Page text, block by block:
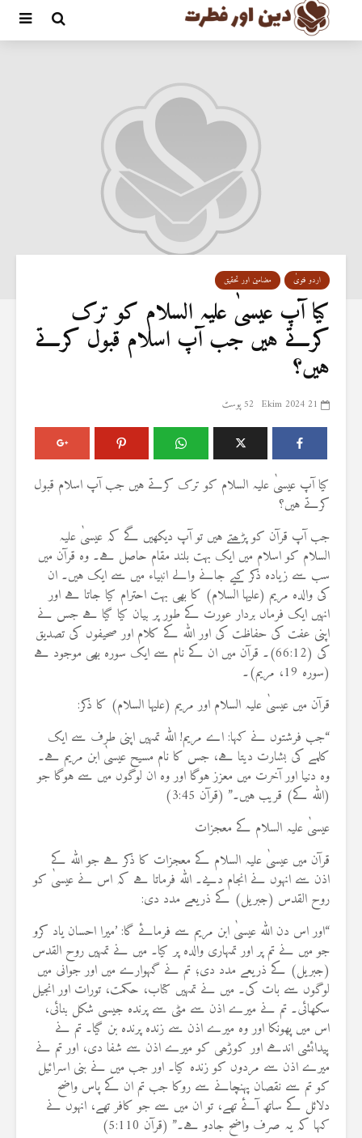
اردو فتویٰ مضامین اور تحقیق
کیا آپ عیسیٰ علیہ السلام کو ترک
کرتے ہیں جب آپ اسلام قبول کرتے
ہیں؟
21 Ekim 2024 52 پوسٹ
کیا آپ عیسیٰ علیہ السلام کو ترک کرتے ہیں جب آپ اسلام قبول
کرتے ہیں؟
جب آپ قرآن کو پڑھتے ہیں تو آپ دیکھیں گے کہ عیسیٰ علیہ
السلام کو اسلام میں ایک بہت بلند مقام حاصل ہے۔ وہ قرآن میں
سب سے زیادہ ذکر کیے جانے والے انبیاء میں سے ایک ہیں۔ ان
کی والدہ مریم (علیہا السلام) کا بھی بہت احترام کیا جاتا ہے اور
انہیں ایک فرماں بردار عورت کے طور پر بیان کیا گیا ہے جس نے
اپنی عفت کی حفاظت کی اور اللہ کے کلام اور صحیفوں کی تصدیق
کی (66:12)۔ قرآن میں ان کے نام سے ایک سورہ بھی موجود ہے
(سورہ 19، مریم)۔
قرآن میں عیسیٰ علیہ السلام اور مریم (علیہا السلام) کا ذکر:
“جب فرشتوں نے کہا: اے مریم! اللہ تمہیں اپنی طرف سے ایک
کلمے کی بشارت دیتا ہے، جس کا نام مسیح عیسیٰ ابن مریم ہے۔
وہ دنیا اور آخرت میں معزز ہوگا اور وہ ان لوگوں میں سے ہوگا جو
(اللہ کے) قریب ہیں۔” (قرآن 3:45)
عیسیٰ علیہ السلام کے معجزات
قرآن میں عیسیٰ علیہ السلام کے معجزات کا ذکر ہے جو اللہ کے
اذن سے انہوں نے انجام دیے۔ اللہ فرماتا ہے کہ اس نے عیسیٰ کو
روح القدس (جبریل) کے ذریعے مدد دی:
“اور اس دن اللہ عیسیٰ ابن مریم سے فرمائے گا: ’میرا احسان یاد کرو
جو میں نے تم پر اور تمہاری والدہ پر کیا۔ میں نے تمہیں روح القدس
(جبریل) کے ذریعے مدد دی؛ تم نے گہوارے میں اور جوانی میں
لوگوں سے بات کی۔ میں نے تمہیں کتاب، حکمت، تورات اور انجیل
سکھائی۔ تم نے میرے اذن سے مٹی سے پرندہ جیسی شکل بنائی،
اس میں پھونکا اور وہ میرے اذن سے زندہ پرندہ بن گیا۔ تم نے
پیدائشی اندھے اور کوڑھی کو میرے اذن سے شفا دی، اور تم نے
میرے اذن سے مردوں کو زندہ کیا۔ اور جب میں نے بنی اسرائیل
کو تم سے نقصان پہنچانے سے روکا جب تم ان کے پاس واضح
دلائل کے ساتھ آئے تھے، تو ان میں سے جو کافر تھے، انہوں نے
کہا کہ یہ صرف واضح جادو ہے۔” (قرآن 5:110)